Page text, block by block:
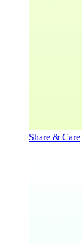
Share & Care